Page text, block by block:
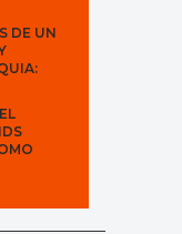
DE UN